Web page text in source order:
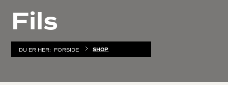
Fils
DU ER HER: FORSIDE SHOP